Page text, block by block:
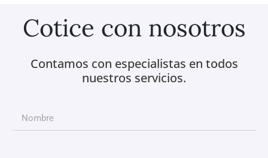
Cotice con nosotros
Contamos con especialistas en todos
nuestros servicios.